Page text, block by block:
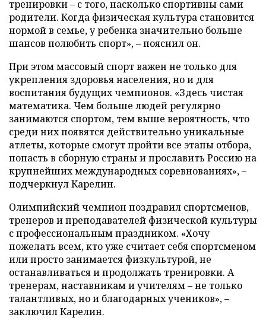
тренировки – с того, насколько спортивны сами
родители. Когда физическая культура становится
нормой в семье, у ребенка значительно больше
шансов полюбить спорт», – пояснил он.
При этом массовый спорт важен не только для
укрепления здоровья населения, но и для
воспитания будущих чемпионов. «Здесь чистая
математика. Чем больше людей регулярно
занимаются спортом, тем выше вероятность, что
среди них появятся действительно уникальные
атлеты, которые смогут пройти все этапы отбора,
попасть в сборную страны и прославить Россию на
крупнейших международных соревнованиях», –
подчеркнул Карелин.
Олимпийский чемпион поздравил спортсменов,
тренеров и преподавателей физической культуры
с профессиональным праздником. «Хочу
пожелать всем, кто уже считает себя спортсменом
или просто занимается физкультурой, не
останавливаться и продолжать тренировки. А
тренерам, наставникам и учителям – не только
талантливых, но и благодарных учеников», –
заключил Карелин.